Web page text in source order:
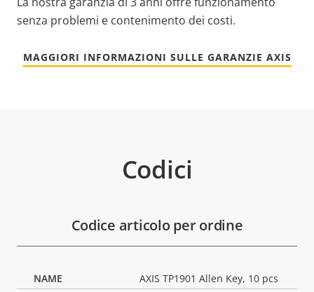
senza problemi e contenimento dei costi.
MAGGIORI INFORMAZIONI SULLE GARANZIE AXIS
Codici
Codice articolo per ordine
AXIS TP1901 Allen Key, 10 pcs